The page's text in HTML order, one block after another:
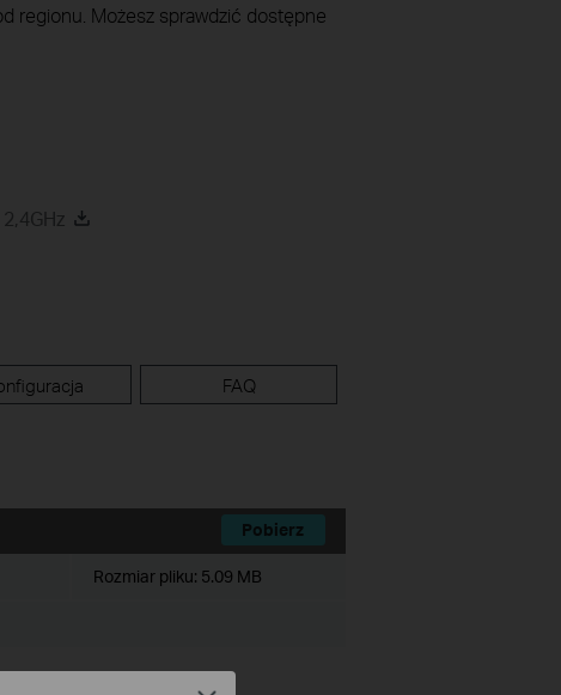
regionu. Możesz sprawdzić dostępne
FAQ
Pobierz
Rozmiar pliku: 5.09 MB